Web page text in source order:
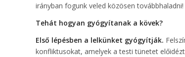
irányban fogunk veled közösen továbbhaladni!
Tehát hogyan gyógyítanak a kövek?
Első lépésben a lelkünket gyógyítják.
konfliktusokat, amelyek a testi tünetet